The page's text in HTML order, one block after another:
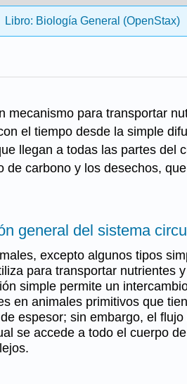
Libro: Biología General (OpenStax)
para transportar
el tiempo desde la simple
llegan a todas las partes del
carbono y los desechos,
general del sistema
excepto algunos tipos
para transportar nutrientes
simple permite un
en animales primitivos que
espesor; sin embargo, el
se accede a todo el cuerpo